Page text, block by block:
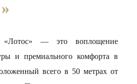
«Лотос» — это воплощение
и премиального комфорта в
всего в 50 метрах от